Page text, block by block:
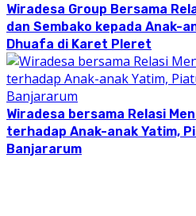
Wiradesa Group Bersama
dan Sembako kepada Anak-
Dhuafa di Karet Pleret
Wiradesa bersama Relasi
terhadap Anak-anak Yatim,
Banjararum